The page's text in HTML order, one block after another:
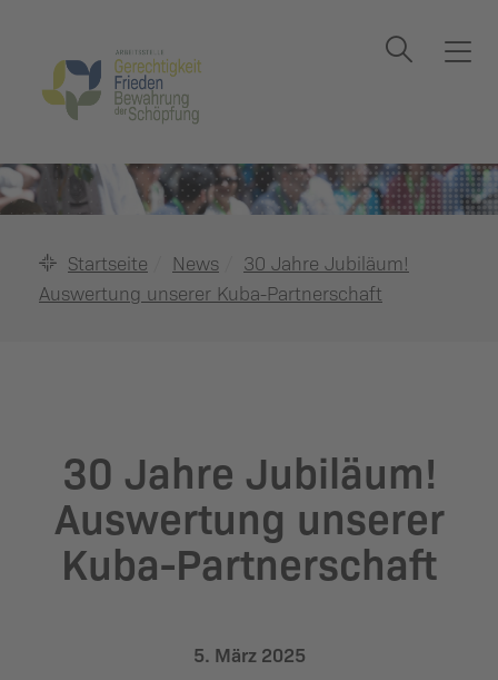
T
l
e
n
Suche
Startseite News
30 Jahre Jubiläum!
Auswertung unserer Kuba-Partnerschaft
30 Jahre Jubiläum!
Auswertung unserer
Kuba-Partnerschaft
5. März 2025